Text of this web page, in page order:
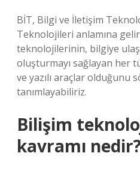
BİT, Bilgi ve İletişim
Teknolojileri anlamına
teknolojilerinin, bilgiye
oluşturmayı sağlayan her
ve yazılı araçlar olduğunu
tanımlayabiliriz.
Bilişim
kavramı